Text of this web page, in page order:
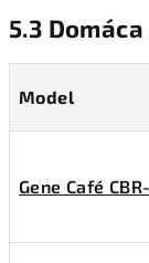
5.3
Model
Gene Café